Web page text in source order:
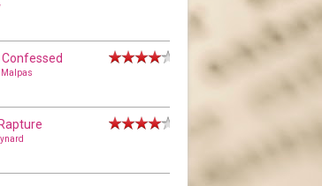
Malpas